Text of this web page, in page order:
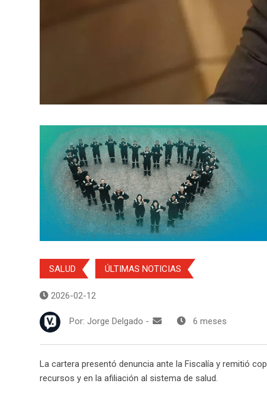
SALUD ÚLTIMAS NOTICIAS
2026-02-12
Por: Jorge Delgado - 6 meses
La cartera presentó denuncia ante la Fiscalía y remitió
recursos y en la afiliación al sistema de salud.